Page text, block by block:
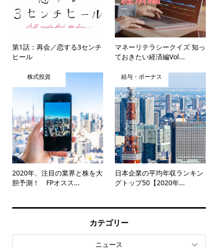
第1話：再会／恋する3センチ
ヒール
マネーリテラシークイズ 知っ
ておきたい経済編Vol...
株式投資
2020年、注目の業界と株を大
胆予測！ FPオスス...
給与・ボーナス
日本企業の平均年収ランキン
グトップ50【2020年...
カテゴリー
ニュース